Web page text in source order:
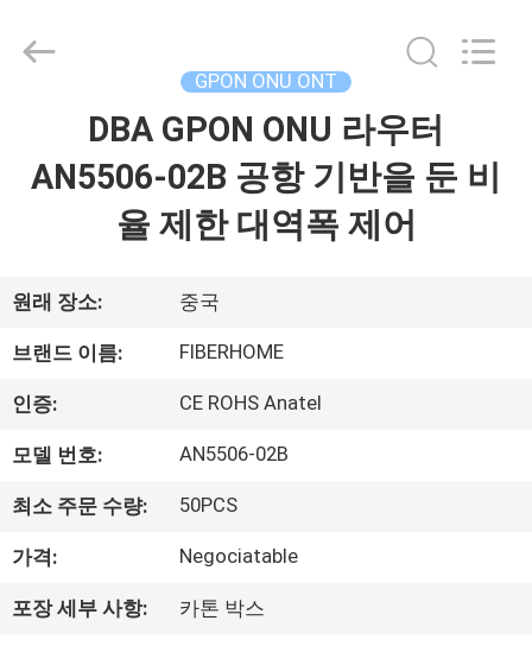
우
리
에
여
INDUSTRIAL
GPON ONU ONT
DBA GPON ONU 라우터
AN5506-02B 공항 기반을 둔 비
율 제한 대역폭 제어
원래 장소: 중국
브랜드 이름: FIBERHOME
인증: CE ROHS Anatel
모델 번호: AN5506-02B
최소 주문 수량: 50PCS
가격: Negociatable
포장 세부 사항: 카톤 박스